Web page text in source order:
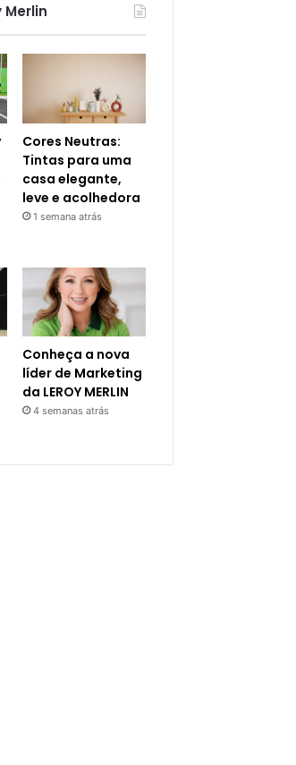
Merlin
Cores Neutras:
Tintas para uma
casa elegante,
leve e acolhedora
1 semana atrás
Conheça a nova
líder de Marketing
da LEROY MERLIN
4 semanas atrás